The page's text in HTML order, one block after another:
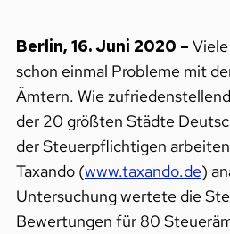
Berlin, 16. Juni 2020 –
schon einmal Probleme mit
Ämtern. Wie
der 20 größten Städte
der Steuerpflichtigen
Taxando (www.taxando.de)
Untersuchung wertete die
Bewertungen für 80